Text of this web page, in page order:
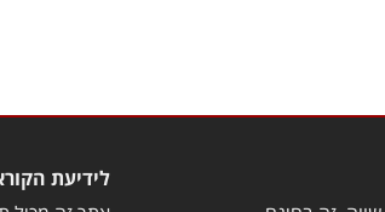
לידיעת